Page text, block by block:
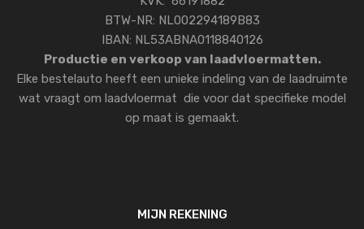
BTW-NR: NL002294189B83
IBAN: NL53ABNA0118840126
Productie en verkoop van laadvloermatten.
Elke bestelauto heeft een unieke indeling van de laadruimte
wat vraagt om laadvloermat die voor dat specifieke model
op maat is gemaakt.
MIJN REKENING